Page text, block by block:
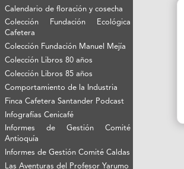
Calendario de floración y cosecha
Colección Fundación Ecológica
Cafetera
Colección Fundación Manuel Mejía
Colección Libros 80 años
Colección Libros 85 años
Comportamiento de la Industria
Finca Cafetera Santander Podcast
Infografías Cenicafé
Informes de Gestión Comité
Antioquía
Informes de Gestión Comité Caldas
Las Aventuras del Profesor Yarumo